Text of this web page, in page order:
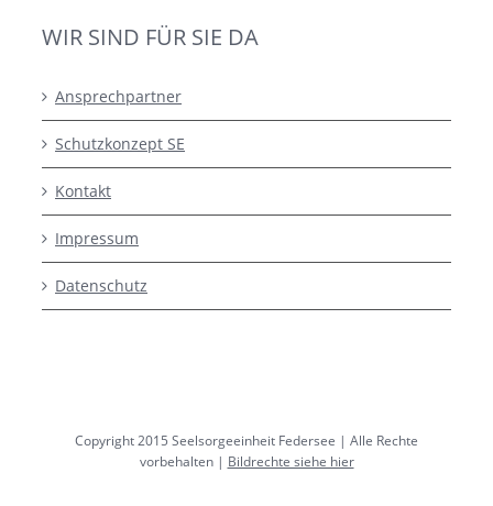
WIR SIND FÜR SIE DA
Ansprechpartner
Schutzkonzept SE
Kontakt
Impressum
Datenschutz
Copyright 2015 Seelsorgeeinheit Federsee | Alle Rechte
vorbehalten | Bildrechte siehe hier